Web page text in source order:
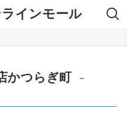
インモール
かつらぎ町
–